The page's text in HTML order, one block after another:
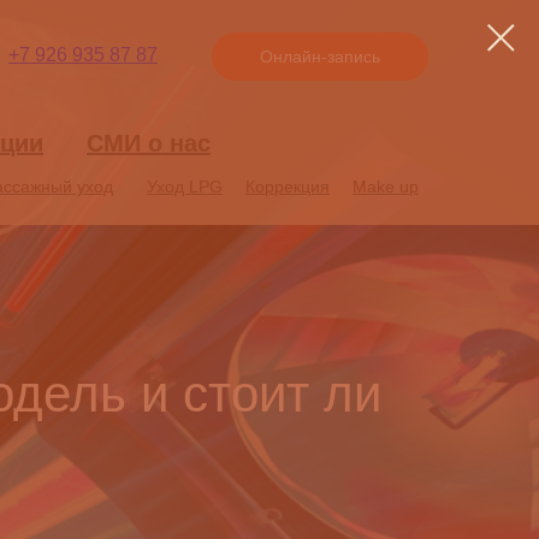
+7 926 935 87 87
СМИ о нас
СМИ о нас
уход Коррекция Make up
Make up
Коррекция
уход
Онлайн-запись
и стоит ли